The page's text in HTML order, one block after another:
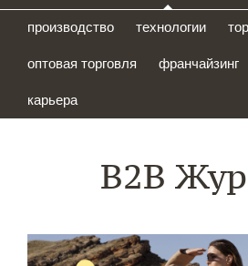
производство технологии
оптовая торговля франчайзинг
карьера
B2B